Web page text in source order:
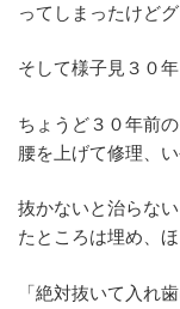
ってしまったけど
そして様子見３０年
ちょうど３０年前
腰を上げて修理、い
抜かないと治らな
たところは埋め、
「絶対抜いて入れ